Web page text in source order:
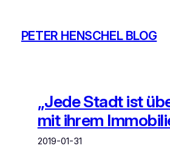
springen
PETER HENSCHEL BLOG
„Jede Stadt ist
mit ihrem
2019-01-31